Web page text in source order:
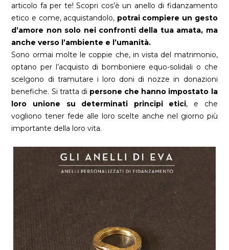
articolo fa per te! Scopri cos’è un anello di fidanzamento
etico e come, acquistandolo, potrai compiere un gesto
d’amore non solo nei confronti della tua amata, ma
anche verso l’ambiente e l’umanità.
Sono ormai molte le coppie che, in vista del matrimonio,
optano per l’acquisto di bomboniere equo-solidali o che
scelgono di tramutare i loro doni di nozze in donazioni
benefiche. Si tratta di persone che hanno impostato la
loro unione su determinati principi etici, e che
vogliono tener fede alle loro scelte anche nel giorno più
importante della loro vita.